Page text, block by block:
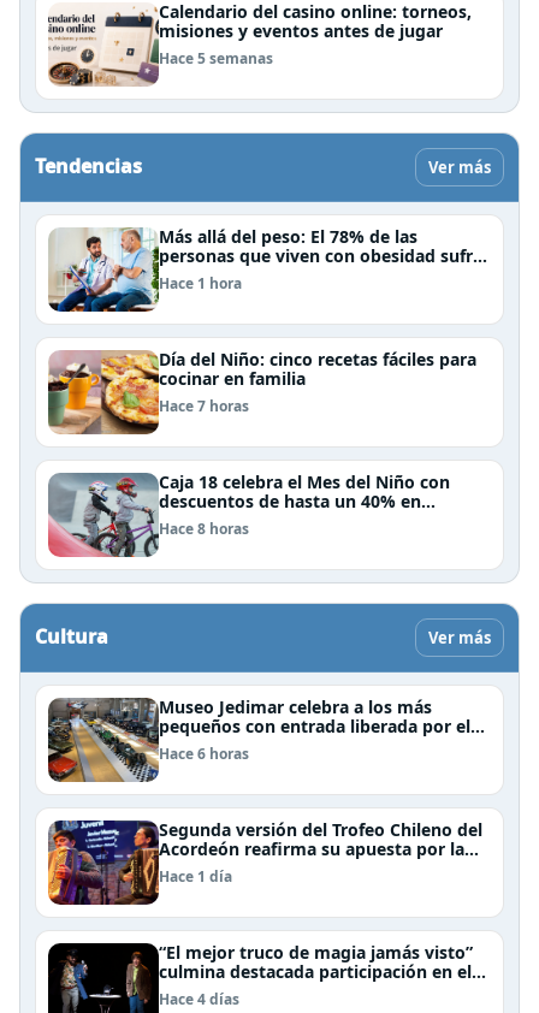
Calendario del casino online: torneos,
misiones y eventos antes de jugar
Hace 5 semanas
Tendencias Ver más
Más allá del peso: El 78% de las
personas que viven con obesidad sufre
estrés postraumático debido al estigma
Hace 1 hora
Día del Niño: cinco recetas fáciles para
cocinar en familia
Hace 7 horas
Caja 18 celebra el Mes del Niño con
descuentos de hasta un 40% en
panoramas, cine, shows y streaming
Hace 8 horas
Cultura Ver más
Museo Jedimar celebra a los más
pequeños con entrada liberada por el
Día del Niño
Hace 6 horas
Segunda versión del Trofeo Chileno del
Acordeón reafirma su apuesta por la
profesionalización del instrumento en
Chile
Hace 1 día
“El mejor truco de magia jamás visto”
culmina destacada participación en el
Festival Off Avignon 2026
Hace 4 días